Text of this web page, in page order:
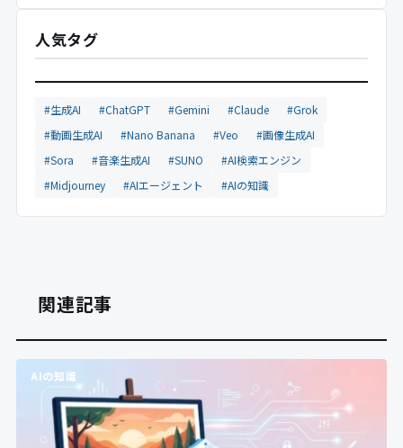
人気タグ
#生成AI #ChatGPT #Gemini #Claude
#Grok
#動画生成AI
#Nano Banana #Veo
#画像生成AI
#Sora
#音楽生成AI #SUNO
#AI検索エンジン
#Midjourney
#AIエージェント #AIの知識
関連記事
AIの知識